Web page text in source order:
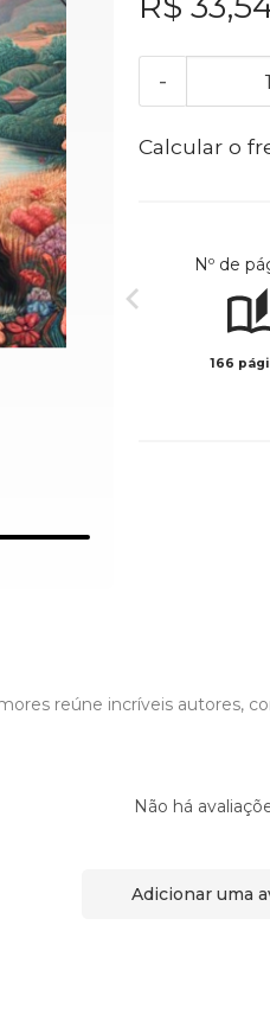
-
Calcular o
Nº de
166
reúne incríveis autores,
Não há
Adicionar uma